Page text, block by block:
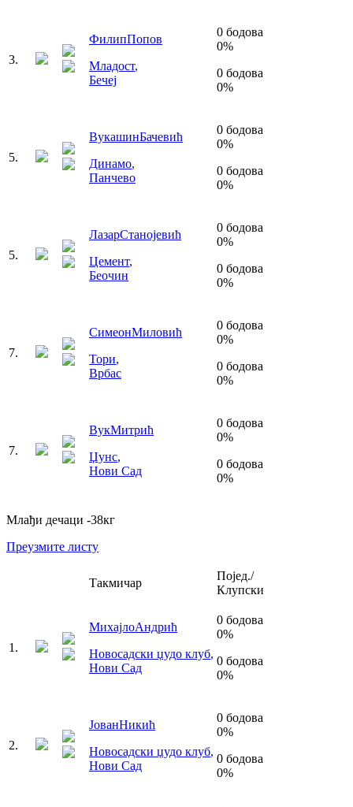
3.
ФилипПопов
Младост,
Бечеј
0 бодова
0%
0 бодова
0%
5.
ВукашинБачевић
Динамо,
Панчево
0 бодова
0%
0 бодова
0%
5.
ЛазарСтанојевић
Цемент,
Беочин
0 бодова
0%
0 бодова
0%
7.
СимеонМиловић
Тори,
Врбас
0 бодова
0%
0 бодова
0%
7.
ВукМитрић
Џунс,
Нови Сад
0 бодова
0%
0 бодова
0%
Млађи дечаци -38кг
Преузмите листу
Такмичар
Појед./
Клупски
1 .
МихајлоАндрић
Новосадски џудо клуб,
Нови Сад
0 бодова
0%
0 бодова
0%
2.
ЈованНикић
Новосадски џудо клуб,
Нови Сад
0 бодова
0%
0 бодова
0%